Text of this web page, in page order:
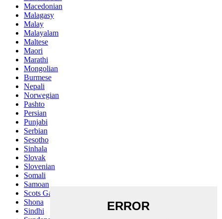
Macedonian
Malagasy
Malay
Malayalam
Maltese
Maori
Marathi
Mongolian
Burmese
Nepali
Norwegian
Pashto
Persian
Punjabi
Serbian
Sesotho
Sinhala
Slovak
Slovenian
Somali
Samoan
Scots Gaelic
Shona
Sindhi